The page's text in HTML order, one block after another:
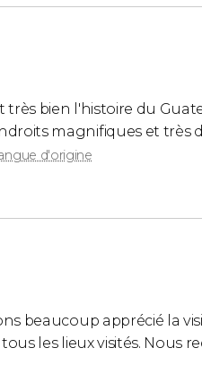
très bien l'histoire du
magnifiques et très
d'origine
beaucoup apprécié la
les lieux visités. Nous